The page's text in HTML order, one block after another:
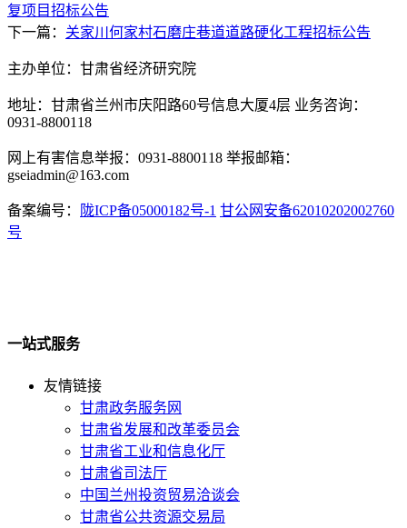
复项目招标公告
下一篇： 关家川何家村石磨庄巷道道路硬化工程招标公告
主办单位：甘肃省经济研究院
地址：甘肃省兰州市庆阳路60号信息大厦4层 业务咨询：
0931-8800118
网上有害信息举报：0931-8800118 举报邮箱：
gseiadmin@163.com
备案编号： 陇ICP备05000182号-1 甘公网安备62010202002760
号
一站式服务
友情链接
甘肃政务服务网
甘肃省发展和改革委员会
甘肃省工业和信息化厅
甘肃省司法厅
中国兰州投资贸易洽谈会
甘肃省公共资源交易局